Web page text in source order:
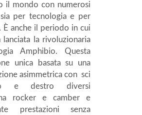
il mondo con numerosi
per tecnologia e per
È anche il periodo in cui
lanciata la rivoluzionaria
Amphibio. Questa
unica basata su una
asimmetrica con sci
e destro diversi
rocker e camber e
prestazioni senza